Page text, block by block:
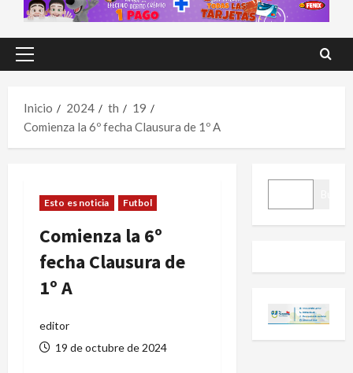
Menú
Inicio
2024 th
19
Comienza la 6º fecha Clausura de 1º A
Esto es noticia Futbol
Comienza la 6º
fecha Clausura de
1º A
editor
19 de octubre de 2024